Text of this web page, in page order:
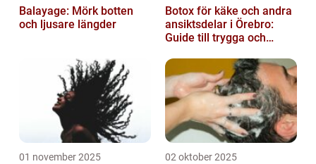
Balayage: Mörk botten
och ljusare längder
Botox för käke och andra
ansiktsdelar i Örebro:
Guide till trygga och
01 november 2025 02 oktober 2025